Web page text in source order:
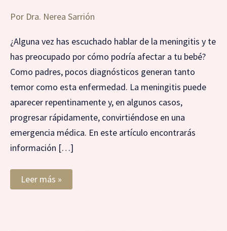
Por Dra. Nerea Sarrión
¿Alguna vez has escuchado hablar de la meningitis y te
has preocupado por cómo podría afectar a tu bebé?
Como padres, pocos diagnósticos generan tanto
temor como esta enfermedad. La meningitis puede
aparecer repentinamente y, en algunos casos,
progresar rápidamente, convirtiéndose en una
emergencia médica. En este artículo encontrarás
información […]
Leer más »